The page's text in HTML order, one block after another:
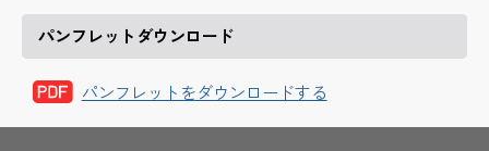
パンフレットダウンロード
パンフレットをダウンロードする